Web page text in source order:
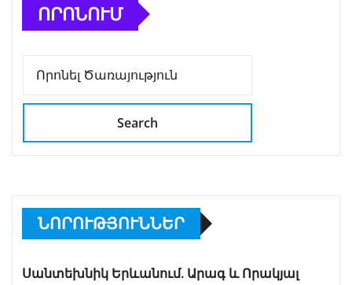
ՈՐՈՆՈՒՄ
Search
ՆՈՐՈՒԹՅՈՒՆՆԵՐ
Սանտեխնիկ Երևանում. Արագ և Որակյալ